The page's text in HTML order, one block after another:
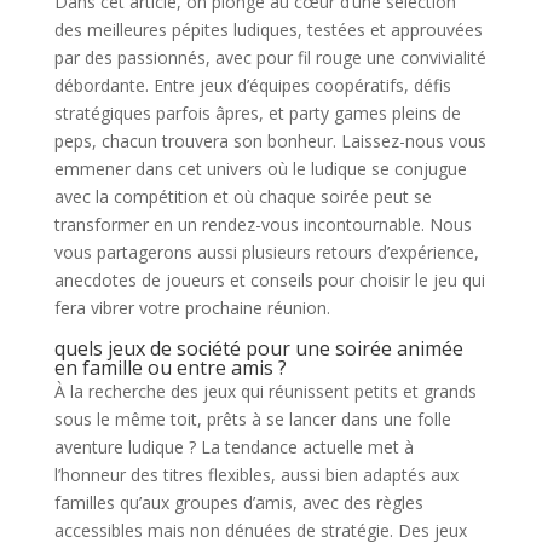
des meilleures pépites ludiques, testées et approuvées
par des passionnés, avec pour fil rouge une convivialité
débordante. Entre jeux d’équipes coopératifs, défis
stratégiques parfois âpres, et party games pleins de
peps, chacun trouvera son bonheur. Laissez-nous vous
emmener dans cet univers où le ludique se conjugue
avec la compétition et où chaque soirée peut se
transformer en un rendez-vous incontournable. Nous
vous partagerons aussi plusieurs retours d’expérience,
anecdotes de joueurs et conseils pour choisir le jeu qui
fera vibrer votre prochaine réunion.
quels jeux de société pour une soirée animée
en famille ou entre amis ?
À la recherche des jeux qui réunissent petits et grands
sous le même toit, prêts à se lancer dans une folle
aventure ludique ? La tendance actuelle met à
l’honneur des titres flexibles, aussi bien adaptés aux
familles qu’aux groupes d’amis, avec des règles
accessibles mais non dénuées de stratégie. Des jeux